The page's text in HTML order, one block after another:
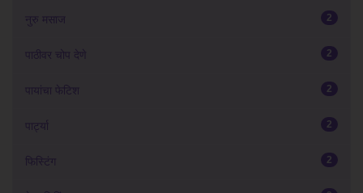
नुरु मसाज 2
पाठीवर चोप देणे 2
पायांचा फेटिश 2
पार्ट्या 2
फिस्टिंग 2